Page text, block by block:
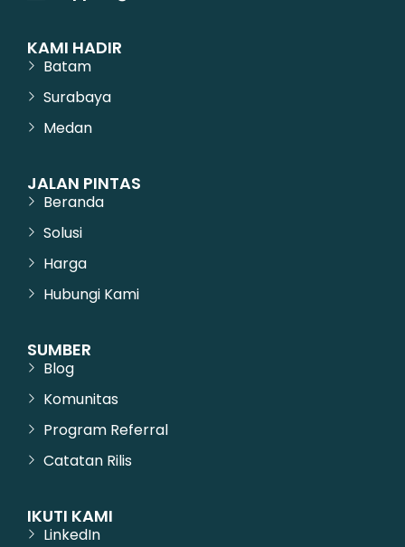
KAMI HADIR
Batam
Surabaya
Medan
JALAN PINTAS
Beranda
Solusi
Harga
Hubungi Kami
SUMBER
Blog
Komunitas
Program Referral
Catatan Rilis
IKUTI KAMI
LinkedIn